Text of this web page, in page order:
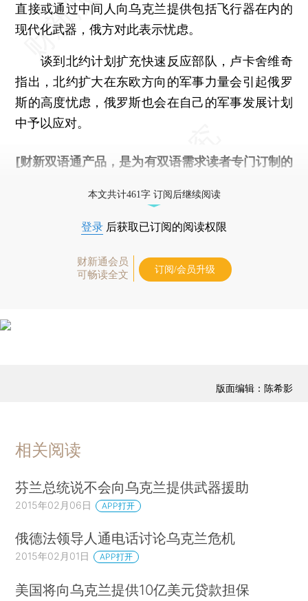
直接或通过中间人向乌克兰提供包括飞行器在内的
现代化武器，俄方对此表示忧虑。
谈到北约计划扩充快速反应部队，卢卡舍维奇
指出，北约扩大在东欧方向的军事力量会引起俄罗
斯的高度忧虑，俄罗斯也会在自己的军事发展计划
中予以应对。
[财新双语通产品，是为有双语需求读者专门订制的
本文共计461字 订阅后继续阅读
登录 后获取已订阅的阅读权限
财新通会员
可畅读全文
订阅/会员升级
版面编辑：陈希影
相关阅读
芬兰总统说不会向乌克兰提供武器援助
2015年02月06日 APP打开
俄德法领导人通电话讨论乌克兰危机
2015年02月01日 APP打开
美国将向乌克兰提供10亿美元贷款担保